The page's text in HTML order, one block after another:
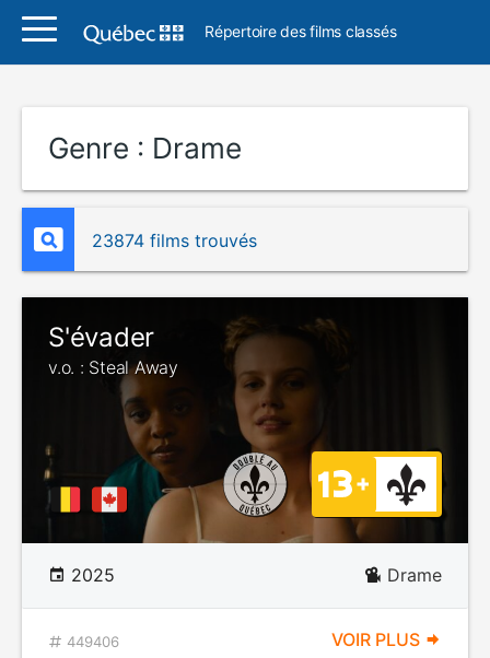
Répertoire des films classés
Genre : Drame
23874 films trouvés
S'évader
v.o. : Steal Away
2025 Drame
449406 VOIR PLUS